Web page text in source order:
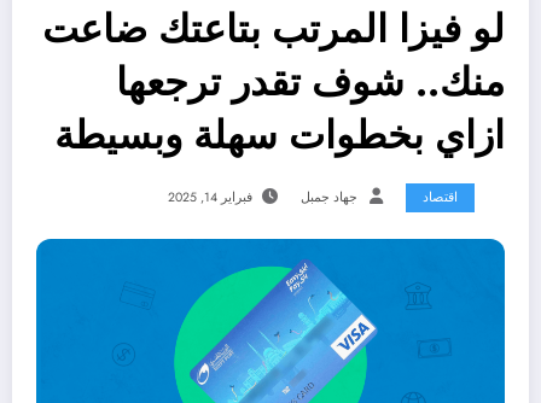
لو فيزا المرتب بتاعتك ضاعت
منك.. شوف تقدر ترجعها
ازاي بخطوات سهلة وبسيطة
اقتصاد جهاد جمبل فبراير 14, 2025